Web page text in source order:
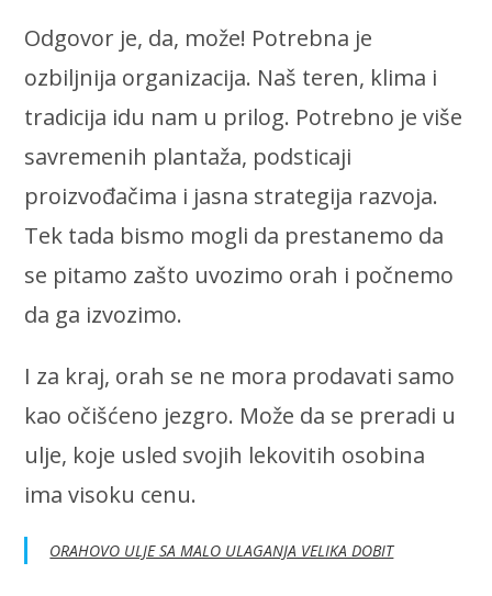
Odgovor je, da, može! Potrebna je
ozbiljnija organizacija. Naš teren, klima i
tradicija idu nam u prilog. Potrebno je više
savremenih plantaža, podsticaji
proizvođačima i jasna strategija razvoja.
Tek tada bismo mogli da prestanemo da
se pitamo zašto uvozimo orah i počnemo
da ga izvozimo.
I za kraj, orah se ne mora prodavati samo
kao očišćeno jezgro. Može da se preradi u
ulje, koje usled svojih lekovitih osobina
ima visoku cenu.
ORAHOVO ULJE SA MALO ULAGANJA VELIKA DOBIT